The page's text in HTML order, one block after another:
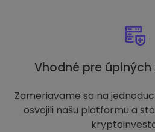
Vhodné pre
Zameriavame sa na
osvojili našu platformu a